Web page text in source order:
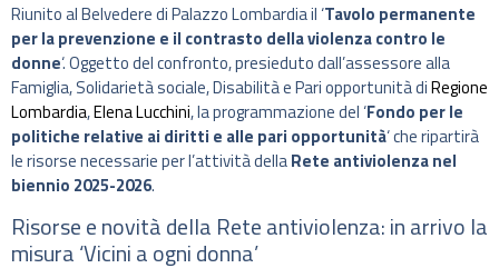
Riunito al Belvedere di Palazzo Lombardia il ‘Tavolo permanente
per la prevenzione e il contrasto della violenza contro le
donne‘. Oggetto del confronto, presieduto dall’assessore alla
Famiglia, Solidarietà sociale, Disabilità e Pari opportunità diRegione
Lombardia,Elena Lucchini, la programmazione del ‘Fondo per le
politiche relative ai diritti e alle pari opportunità‘ che ripartirà
le risorse necessarie per l’attività dellaRete antiviolenza nel
biennio 2025-2026.
Risorse e novità della Rete antiviolenza: in arrivo la
misura ‘Vicini a ogni donna’